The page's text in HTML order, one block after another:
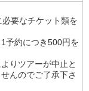
要なチケット類を
予約につき500円を
りツアーが中止と
んのでご了承下さ